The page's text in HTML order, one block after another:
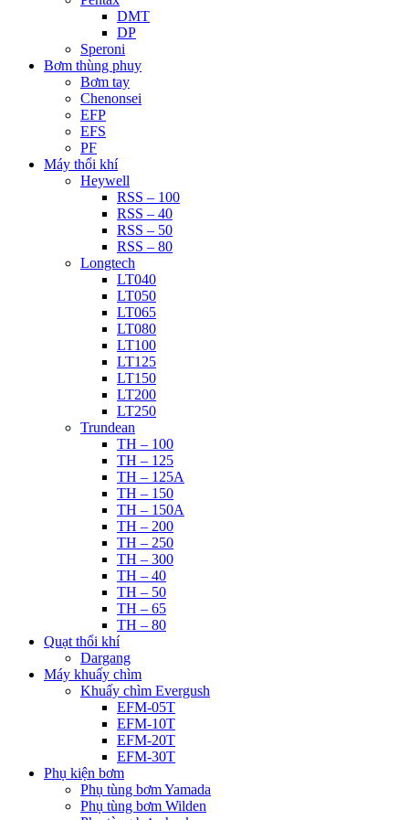
DMT
DP
Speroni
Bơm thùng phuy
Bơm tay
Chenonsei
EFP
EFS
PF
Máy thổi khí
Heywell
RSS – 100
RSS – 40
RSS – 50
RSS – 80
Longtech
LT040
LT050
LT065
LT080
LT100
LT125
LT150
LT200
LT250
Trundean
TH – 100
TH – 125
TH – 125A
TH – 150
TH – 150A
TH – 200
TH – 250
TH – 300
TH – 40
TH – 50
TH – 65
TH – 80
Quạt thổi khí
Dargang
Máy khuấy chìm
Khuấy chìm Evergush
EFM-05T
EFM-10T
EFM-20T
EFM-30T
Phụ kiện bơm
Phụ tùng bơm Yamada
Phụ tùng bơm Wilden